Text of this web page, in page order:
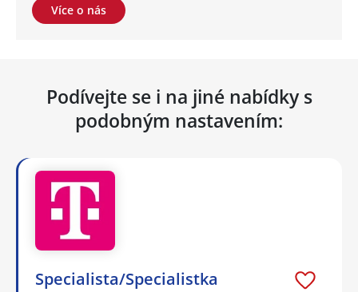
Více o nás
Podívejte se i na jiné nabídky s
podobným nastavením:
Specialista/Specialistka